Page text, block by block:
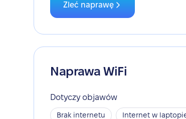
Zleć naprawę
Naprawa WiFi
Dotyczy objawów
Brak internetu
Internet w